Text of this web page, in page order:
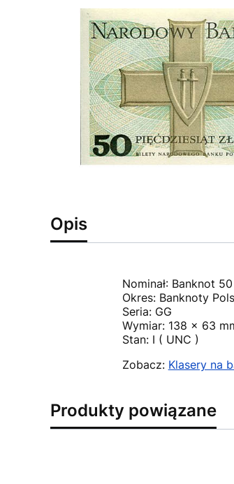
Opis
Nominał: Banknot
Okres: Banknoty
Seria: GG
Wymiar: 138 x 63
Stan: I ( UNC )
Zobacz: Klasery na
Produkty powiązane